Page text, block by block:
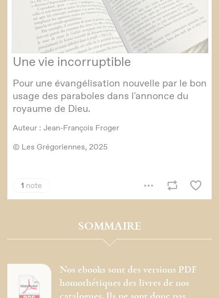
SOMMAIRE
Nos ebooks sont des versions PDF
homothétiques des livres de nos